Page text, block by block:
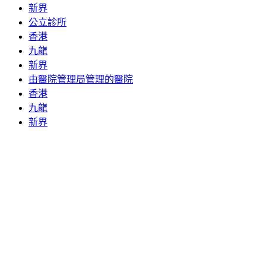
新界
公立診所
香港
九龍
新界
由醫院管理局管理的醫院
香港
九龍
新界